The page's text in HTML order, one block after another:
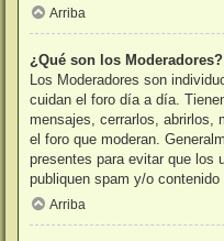
Arriba
¿Qué son los Moderadores?
Los Moderadores son
cuidan el foro día a día.
mensajes, cerrarlos, abrirlos,
el foro que moderan.
presentes para evitar que los
publiquen spam y/o contenido
Arriba